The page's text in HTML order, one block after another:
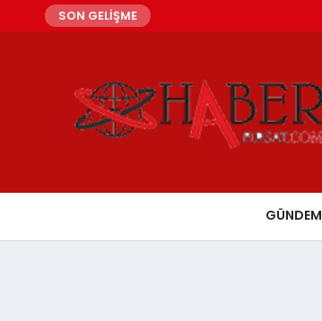
SON GELİŞME
GÜNDEM